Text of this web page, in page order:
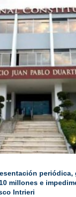
periódica,
millones e
Intrieri